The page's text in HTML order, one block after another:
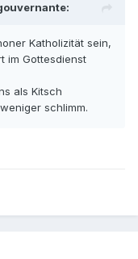
Katholizität sein,
im Gottesdienst
als Kitsch
schlimm.